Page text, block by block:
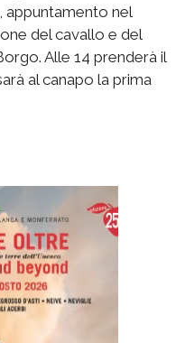
appuntamento nel
del cavallo e del
Alle 14 prenderà il
al canapo la prima